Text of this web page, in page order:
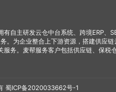
自主研发云仓中台系统、跨境ERP、
。为企业整合上下游资源，搭建供应
务。麦帮服务客户包括供应链、保税
蜀ICP备2020033662号-1